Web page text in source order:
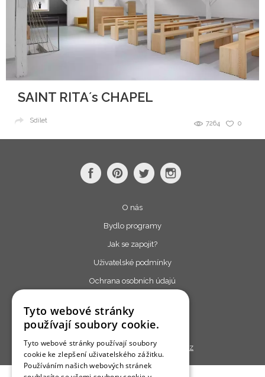
SAINT RITA´s CHAPEL
0
7264
Sdílet
O nás
Bydlo programy
Jak se zapojit?
Uživatelské podmínky
Ochrana osobních údajú
Redakce
Copyright © 2013 - 2026, Bydlo.cz
Tyto webové stránky
používají soubory cookie.
Tyto webové stránky používají soubory
cookie ke zlepšení uživatelského zážitku.
Používáním našich webových stránek